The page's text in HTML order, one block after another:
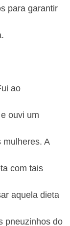
para garantir
ao
ouvi um
mulheres. A
com tais
aquela dieta
pneuzinhos do